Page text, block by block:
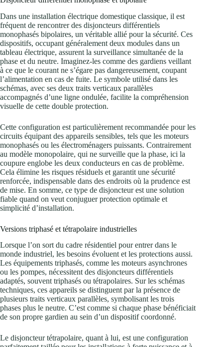
Dans une installation électrique domestique classique, il est
fréquent de rencontrer des disjoncteurs différentiels
monophasés bipolaires, un véritable allié pour la sécurité. Ces
dispositifs, occupant généralement deux modules dans un
tableau électrique, assurent la surveillance simultanée de la
phase et du neutre. Imaginez-les comme des gardiens veillant
à ce que le courant ne s’égare pas dangereusement, coupant
l’alimentation en cas de fuite. Le symbole utilisé dans les
schémas, avec ses deux traits verticaux parallèles
accompagnés d’une ligne ondulée, facilite la compréhension
visuelle de cette double protection.
Cette configuration est particulièrement recommandée pour les
circuits équipant des appareils sensibles, tels que les moteurs
monophasés ou les électroménagers puissants. Contrairement
au modèle monopolaire, qui ne surveille que la phase, ici la
coupure englobe les deux conducteurs en cas de problème.
Cela élimine les risques résiduels et garantit une sécurité
renforcée, indispensable dans des endroits où la prudence est
de mise. En somme, ce type de disjoncteur est une solution
fiable quand on veut conjuguer protection optimale et
simplicité d’installation.
Versions triphasé et tétrapolaire industrielles
Lorsque l’on sort du cadre résidentiel pour entrer dans le
monde industriel, les besoins évoluent et les protections aussi.
Les équipements triphasés, comme les moteurs asynchrones
ou les pompes, nécessitent des disjoncteurs différentiels
adaptés, souvent triphasés ou tétrapolaires. Sur les schémas
techniques, ces appareils se distinguent par la présence de
plusieurs traits verticaux parallèles, symbolisant les trois
phases plus le neutre. C’est comme si chaque phase bénéficiait
de son propre gardien au sein d’un dispositif coordonné.
Le disjoncteur tétrapolaire, quant à lui, est une configuration